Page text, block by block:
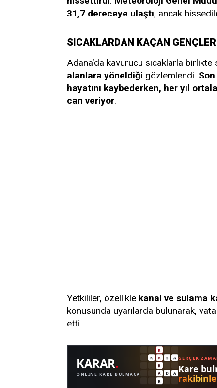
31,7 dereceye ulaştı, ancak
SICAKLARDAN KAÇAN
Adana’da kavurucu sıcaklarla
alanlara yöneldiği gözlemlendi.
hayatını kaybederken, her yıl
can veriyor.
Yetkililer, özellikle kanal ve sulama
konusunda uyarılarda bulunarak,
etti.